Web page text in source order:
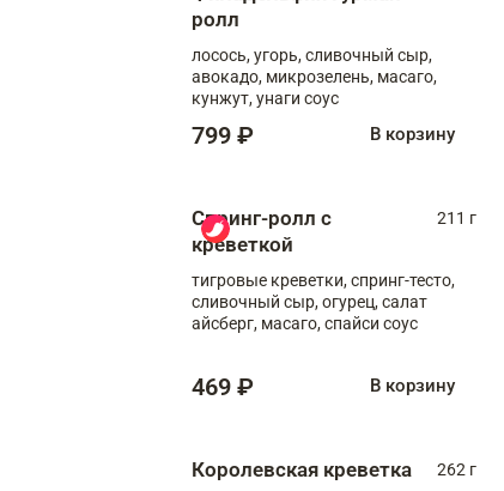
ролл
лосось, угорь, сливочный сыр,
авокадо, микрозелень, масаго,
кунжут, унаги соус
799 ₽ В корзину
Спринг-ролл с
креветкой
211 г
тигровые креветки, спринг-тесто,
сливочный сыр, огурец, салат
айсберг, масаго, спайси соус
469 ₽ В корзину
Королевская креветка
262 г